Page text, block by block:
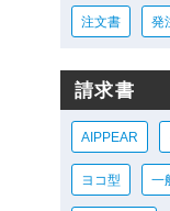
注文書 発
請求書
AIPPEAR
ヨコ型 一